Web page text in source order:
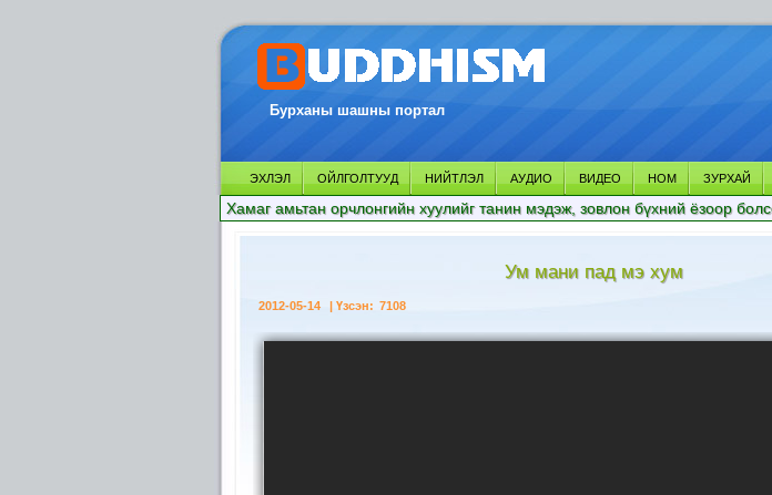
Бурханы шашны портал
ЭХЛЭЛ ОЙЛГОЛТУУД НИЙТЛЭЛ АУДИО ВИДЕО НОМ ЗУРХАЙ
Хамаг амьтан орчлонгийн хуулийг танин мэдэж, зовлон бүхний ёзоор
Ум мани пад мэ хум
2012-05-14 | Үзсэн: 7108